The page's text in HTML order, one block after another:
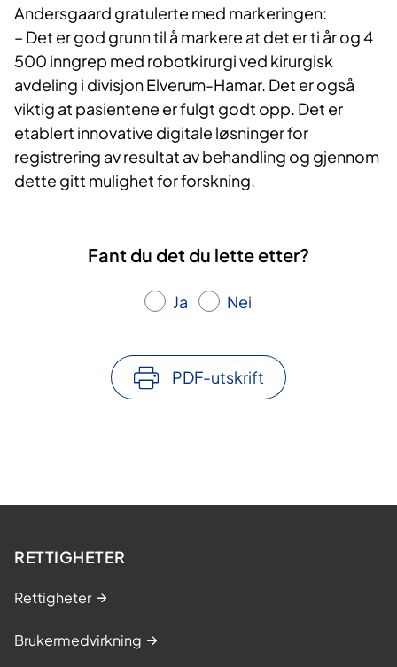
Andersgaard gratulerte med markeringen:
– Det er god grunn til å markere at det er ti år og 4
500 inngrep med robotkirurgi ved kirurgisk
avdeling i divisjon Elverum-Hamar. Det er også
viktig at pasientene er fulgt godt opp. Det er
etablert innovative digitale løsninger for
registrering av resultat av behandling og gjennom
dette gitt mulighet for forskning.
Fant du det du lette etter?
Ja Nei
PDF-utskrift
RETTIGHETER
Rettigheter
Brukermedvirkning